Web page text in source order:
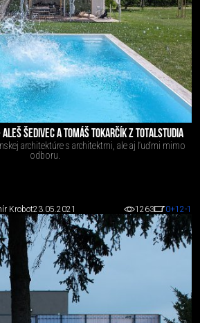
ŠEDIVEC A TOMÁŠ TOKARČÍK Z TOTALSTUDIA
architektúre s architektmi, ale aj ľuďmi mimo
odboru.
Krobot23.05.2021 1263 0+12-1